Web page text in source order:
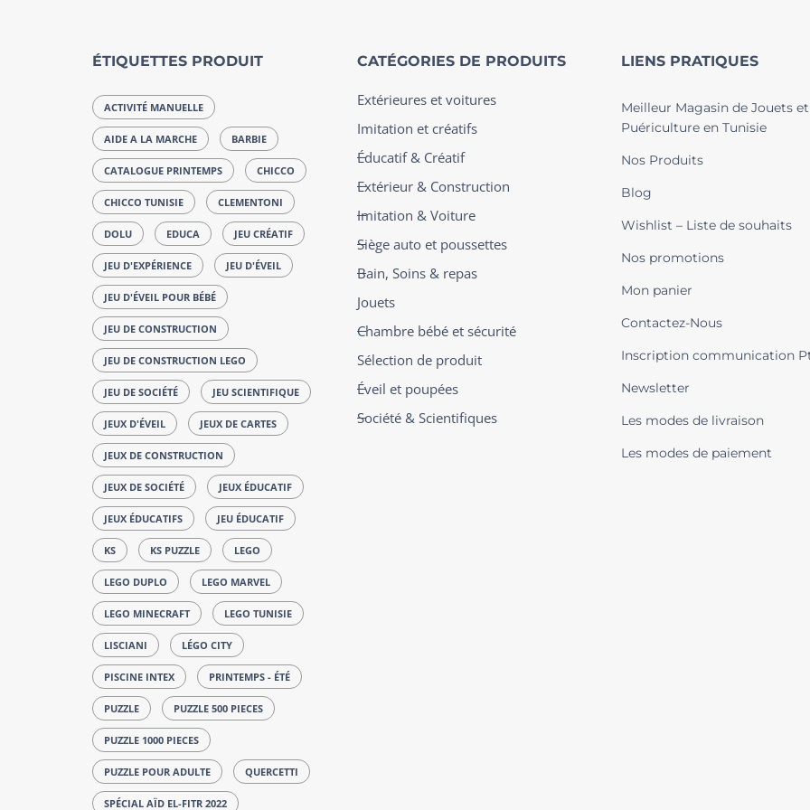
ÉTIQUETTES PRODUIT
ACTIVITÉ MANUELLE
AIDE A LA MARCHE BARBIE
CATALOGUE PRINTEMPS CHICCO
CHICCO TUNISIE CLEMENTONI
DOLU EDUCA JEU CRÉATIF
JEU D'EXPÉRIENCE JEU D'ÉVEIL
JEU D'ÉVEIL POUR BÉBÉ
JEU DE CONSTRUCTION
JEU DE CONSTRUCTION LEGO
JEU DE SOCIÉTÉ JEU SCIENTIFIQUE
JEUX D'ÉVEIL JEUX DE CARTES
JEUX DE CONSTRUCTION
JEUX DE SOCIÉTÉ JEUX ÉDUCATIF
JEUX ÉDUCATIFS JEU ÉDUCATIF
KS KS PUZZLE LEGO
LEGO DUPLO LEGO MARVEL
LEGO MINECRAFT LEGO TUNISIE
LISCIANI LÉGO CITY
PISCINE INTEX PRINTEMPS - ÉTÉ
PUZZLE PUZZLE 500 PIECES
PUZZLE 1000 PIECES
PUZZLE POUR ADULTE QUERCETTI
SPÉCIAL AÏD EL-FITR 2022
CATÉGORIES DE PRODUITS
Extérieures et voitures
Imitation et créatifs
Éducatif & Créatif
Extérieur & Construction
Imitation & Voiture
Siège auto et poussettes
Bain, Soins & repas
Jouets
Chambre bébé et sécurité
Sélection de produit
Éveil et poupées
Société & Scientifiques
LIENS PRATIQUES
Meilleur Magasin de Jouets et
Puériculture en Tunisie
Nos Produits
Blog
Wishlist – Liste de souhaits
Nos promotions
Mon panier
Contactez-Nous
Inscription communication
Newsletter
Les modes de livraison
Les modes de paiement